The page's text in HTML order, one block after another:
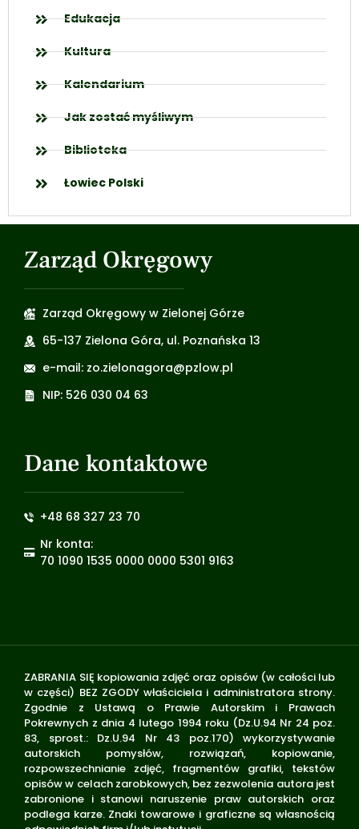
Edukacja
Kultura
Kalendarium
Jak zostać myśliwym
Biblioteka
Łowiec Polski
Zarząd Okręgowy
Zarząd Okręgowy w Zielonej Górze
65-137 Zielona Góra, ul. Poznańska 13
e-mail: zo.zielonagora@pzlow.pl
NIP: 526 030 04 63
Dane kontaktowe
+48 68 327 23 70
Nr konta:
70 1090 1535 0000 0000 5301 9163
ZABRANIA SIĘ kopiowania zdjęć oraz opisów (w całości lub
w części) BEZ ZGODY właściciela i administratora strony.
Zgodnie z Ustawą o Prawie Autorskim i Prawach
Pokrewnych z dnia 4 lutego 1994 roku (Dz.U.94 Nr 24 poz.
83, sprost.: Dz.U.94 Nr 43 poz.170) wykorzystywanie
autorskich pomysłów, rozwiązań, kopiowanie,
rozpowszechnianie zdjęć, fragmentów grafiki, tekstów
opisów w celach zarobkowych, bez zezwolenia autora jest
zabronione i stanowi naruszenie praw autorskich oraz
podlega karze. Znaki towarowe i graficzne są własnością